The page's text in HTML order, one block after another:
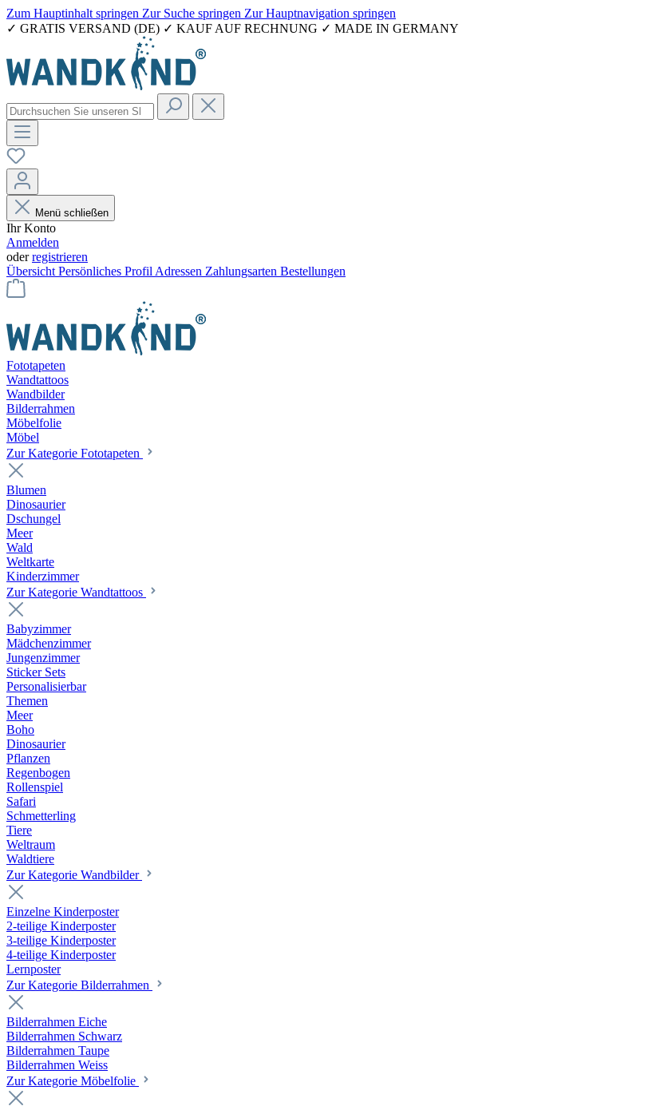
Zum Hauptinhalt springen Zur Suche springen Zur Hauptnavigation springen
✓ GRATIS VERSAND (DE) ✓ KAUF AUF RECHNUNG ✓ MADE IN GERMANY
Menü schließen
Ihr Konto
Anmelden
oderregistrieren
Übersicht Persönliches Profil Adressen Zahlungsarten Bestellungen
Fototapeten
Wandtattoos
Wandbilder
Bilderrahmen
Möbelfolie
Möbel
Zur Kategorie Fototapeten
Blumen
Dinosaurier
Dschungel
Meer
Wald
Weltkarte
Kinderzimmer
Zur Kategorie Wandtattoos
Babyzimmer
Mädchenzimmer
Jungenzimmer
Sticker Sets
Personalisierbar
Themen
Meer
Boho
Dinosaurier
Pflanzen
Regenbogen
Rollenspiel
Safari
Schmetterling
Tiere
Weltraum
Waldtiere
Zur Kategorie Wandbilder
Einzelne Kinderposter
2-teilige Kinderposter
3-teilige Kinderposter
4-teilige Kinderposter
Lernposter
Zur Kategorie Bilderrahmen
Bilderrahmen Eiche
Bilderrahmen Schwarz
Bilderrahmen Taupe
Bilderrahmen Weiss
Zur Kategorie Möbelfolie